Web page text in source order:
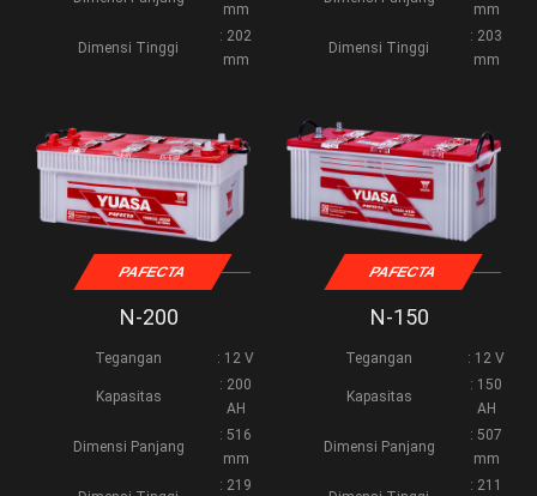
mm
Dimensi Tinggi
: 202
mm
mm
Dimensi Tinggi
: 203
mm
PAFECTA
N-200
Tegangan : 12 V
Kapasitas
: 200
AH
Dimensi Panjang
: 516
mm
: 219
PAFECTA
N-150
Tegangan : 12 V
Kapasitas
: 150
AH
Dimensi Panjang
: 507
mm
: 211